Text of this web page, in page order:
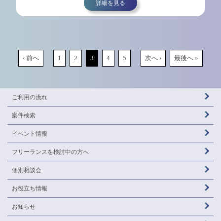
詳細を見る
‹ 前へ 1 2 3 4 5 次へ › 最後へ »
ご利用の流れ
案件検索
イベント情報
フリーランスを検討中の方へ
個別相談会
お役立ち情報
お知らせ